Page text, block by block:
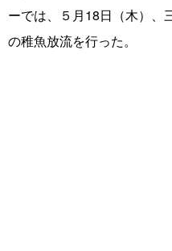
ーでは、５月18日（木）、
の稚魚放流を行った。